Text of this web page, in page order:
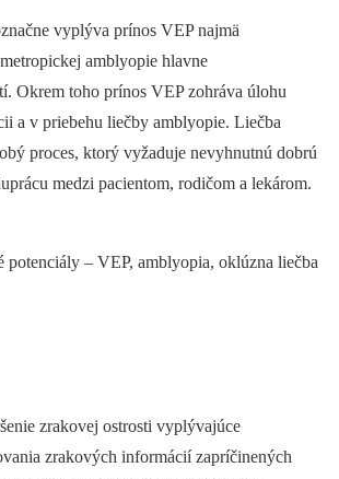
vyplýva prínos VEP najmä
amblyopie hlavne
Okrem toho prínos VEP zohráva úlohu
a v priebehu liečby amblyopie. Liečba
proces, ktorý vyžaduje nevyhnutnú dobrú
medzi pacientom, rodičom a lekárom.
potenciály –⁠ VEP, amblyopia, oklúzna liečba
zrakovej ostrosti vyplývajúce
zrakových informácií zapríčinených